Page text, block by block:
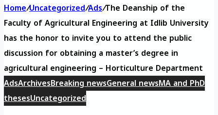
Home/Uncategorized/Ads/The Deanship of the
Faculty of Agricultural Engineering at Idlib University
has the honor to invite you to attend the public
discussion for obtaining a master’s degree in
agricultural engineering – Horticulture Department
AdsArchivesBreaking newsGeneral newsMA and PhD
thesesUncategorized